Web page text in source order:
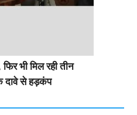
भी मिल रही तीन
दावे से हड़कंप